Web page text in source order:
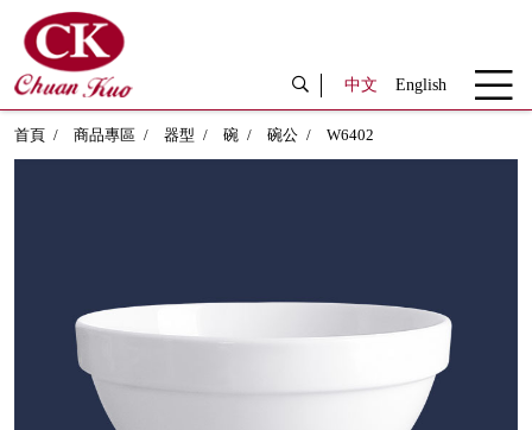
中文 English
首頁 商品專區 器型 碗 碗公 W6402